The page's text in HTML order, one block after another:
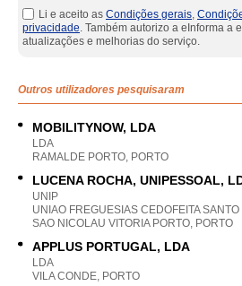
Li e aceito as Condições gerais,
privacidade. Também autorizo a eInforma a
atualizações e melhorias do serviço.
Outros utilizadores pesquisaram
MOBILITYNOW, LDA
LDA
RAMALDE PORTO, PORTO
LUCENA ROCHA, UNIPESSOAL,
UNIP
UNIAO FREGUESIAS CEDOFEITA
SAO NICOLAU VITORIA PORTO, PORTO
APPLUS PORTUGAL, LDA
LDA
VILA CONDE, PORTO